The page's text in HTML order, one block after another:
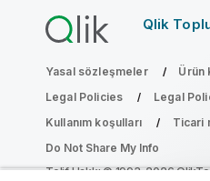
Qlik
Yasal sözleşmeler
Ürün
Legal Policies
Legal
Kullanım koşulları
Ticari
Do Not Share My Info
Telif Hakkı © 1993-2026